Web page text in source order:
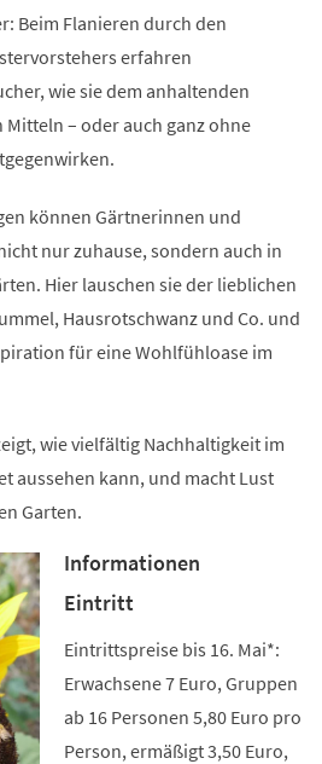
Beim Flanieren durch den
erfahren
wie sie dem anhaltenden
– oder auch ganz ohne
können Gärtnerinnen und
nur zuhause, sondern auch in
Hier lauschen sie der lieblichen
Hausrotschwanz und Co. und
für eine Wohlfühloase im
wie vielfältig Nachhaltigkeit im
aussehen kann, und macht Lust
Garten.
Informationen
Eintritt
Eintrittspreise bis 16. Mai*:
Erwachsene 7 Euro, Gruppen
ab 16 Personen 5,80 Euro pro
Person, ermäßigt 3,50 Euro,